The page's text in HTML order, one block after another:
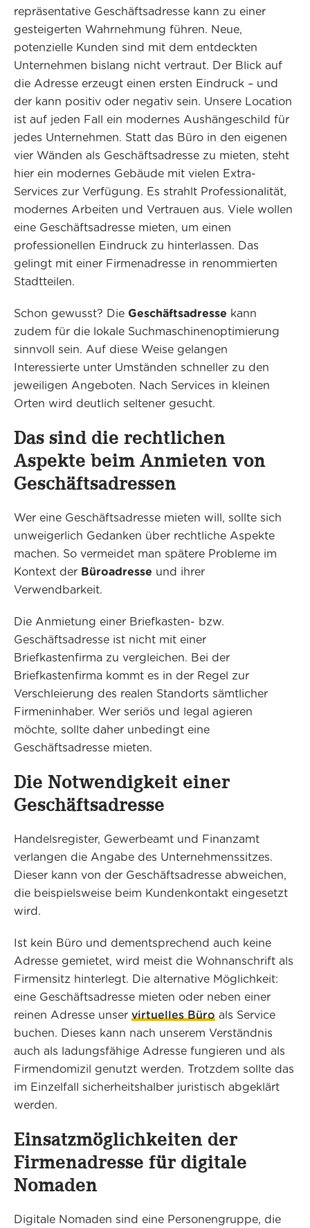
repräsentative Geschäftsadresse kann zu einer
gesteigerten Wahrnehmung führen. Neue,
potenzielle Kunden sind mit dem entdeckten
Unternehmen bislang nicht vertraut. Der Blick auf
die Adresse erzeugt einen ersten Eindruck – und
der kann positiv oder negativ sein. Unsere Location
ist auf jeden Fall ein modernes Aushängeschild für
jedes Unternehmen. Statt das Büro in den eigenen
vier Wänden als Geschäftsadresse zu mieten, steht
hier ein modernes Gebäude mit vielen Extra-
Services zur Verfügung. Es strahlt Professionalität,
modernes Arbeiten und Vertrauen aus. Viele wollen
eine Geschäftsadresse mieten, um einen
professionellen Eindruck zu hinterlassen. Das
gelingt mit einer Firmenadresse in renommierten
Stadtteilen.
Schon gewusst? Die Geschäftsadresse kann
zudem für die lokale Suchmaschinenoptimierung
sinnvoll sein. Auf diese Weise gelangen
Interessierte unter Umständen schneller zu den
jeweiligen Angeboten. Nach Services in kleinen
Orten wird deutlich seltener gesucht.
Das sind die rechtlichen
Aspekte beim Anmieten von
Geschäftsadressen
Wer eine Geschäftsadresse mieten will, sollte sich
unweigerlich Gedanken über rechtliche Aspekte
machen. So vermeidet man spätere Probleme im
Kontext der Büroadresse und ihrer
Verwendbarkeit.
Die Anmietung einer Briefkasten- bzw.
Geschäftsadresse ist nicht mit einer
Briefkastenfirma zu vergleichen. Bei der
Briefkastenfirma kommt es in der Regel zur
Verschleierung des realen Standorts sämtlicher
Firmeninhaber. Wer seriös und legal agieren
möchte, sollte daher unbedingt eine
Geschäftsadresse mieten.
Die Notwendigkeit einer
Geschäftsadresse
Handelsregister, Gewerbeamt und Finanzamt
verlangen die Angabe des Unternehmenssitzes.
Dieser kann von der Geschäftsadresse abweichen,
die beispielsweise beim Kundenkontakt eingesetzt
wird.
Ist kein Büro und dementsprechend auch keine
Adresse gemietet, wird meist die Wohnanschrift als
Firmensitz hinterlegt. Die alternative Möglichkeit:
eine Geschäftsadresse mieten oder neben einer
reinen Adresse unser virtuelles Büro als Service
buchen. Dieses kann nach unserem Verständnis
auch als ladungsfähige Adresse fungieren und als
Firmendomizil genutzt werden. Trotzdem sollte das
im Einzelfall sicherheitshalber juristisch abgeklärt
werden.
Einsatzmöglichkeiten der
Firmenadresse für digitale
Nomaden
Digitale Nomaden sind eine Personengruppe, die